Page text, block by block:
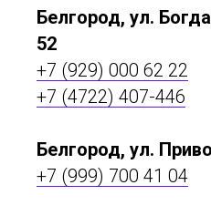
Белгород, ул.
52
+7 (929) 000 62 22
+7 (4722) 407-446
Белгород, ул.
+7 (999) 700 41 04